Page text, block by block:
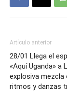
Artículo anterior
28/01 Llega el
«Aquí Uganda» a
explosiva mezcla
ritmos y danzas